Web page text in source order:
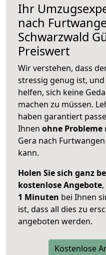
Ihr
nach
Schwarzwald
Preiswert
Wir verstehen, dass
stressig genug ist,
helfen, sich keine
machen zu müssen.
haben garantiert
Ihnen ohne Probleme
Gera nach
kann.
Holen Sie sich ganz
kostenlose Angebote
1 Minuten bei Ihnen
ist, dass all dies zu
angeboten werden.
Kostenlose